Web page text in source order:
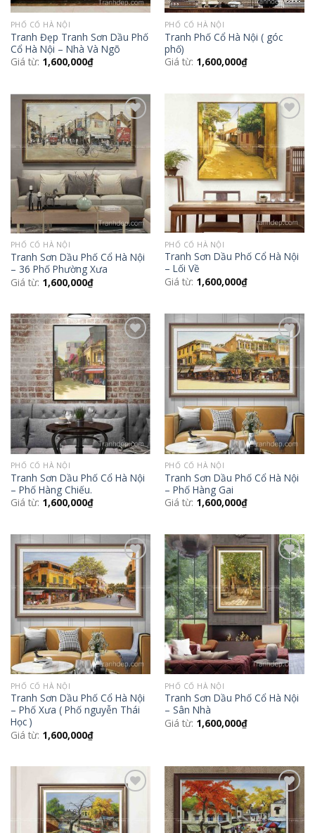
PHỐ CỔ HÀ NỘI
Tranh Đẹp Tranh Sơn Dầu Phố
Cổ Hà Nội – Nhà Và Ngõ
Giá từ: 1,600,000₫
PHỐ CỔ HÀ NỘI
Tranh Phố Cổ Hà Nội ( góc
phố)
Giá từ: 1,600,000₫
Add to
Wishlist
PHỐ CỔ HÀ NỘI
Tranh Sơn Dầu Phố Cổ Hà Nội
– 36 Phố Phường Xưa
Giá từ: 1,600,000₫
Add to
Wishlist
PHỐ CỔ HÀ NỘI
Tranh Sơn Dầu Phố Cổ Hà Nội
– Lối Về
Giá từ: 1,600,000₫
Add to
Wishlist
PHỐ CỔ HÀ NỘI
Tranh Sơn Dầu Phố Cổ Hà Nội
– Phố Hàng Chiếu.
Giá từ: 1,600,000₫
Add to
Wishlist
PHỐ CỔ HÀ NỘI
Tranh Sơn Dầu Phố Cổ Hà Nội
– Phố Hàng Gai
Giá từ: 1,600,000₫
Add to
Wishlist
PHỐ CỔ HÀ NỘI
Tranh Sơn Dầu Phố Cổ Hà Nội
– Phố Xưa ( Phố nguyễn Thái
Học )
Giá từ: 1,600,000₫
Add to
Wishlist
PHỐ CỔ HÀ NỘI
Tranh Sơn Dầu Phố Cổ Hà Nội
– Sân Nhà
Giá từ: 1,600,000₫
Add to
Wishlist
Add to
Wishlist